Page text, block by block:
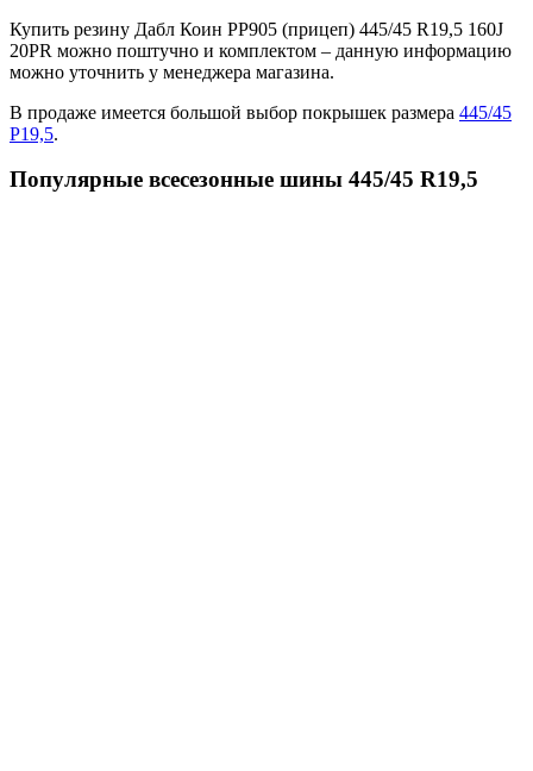
Купить резину Дабл Коин РР905 (прицеп) 445/45 R19,5 160J
20PR можно поштучно и комплектом – данную информацию
можно уточнить у менеджера магазина.
В продаже имеется большой выбор покрышек размера 445/45
Р19,5.
Популярные всесезонные шины 445/45 R19,5